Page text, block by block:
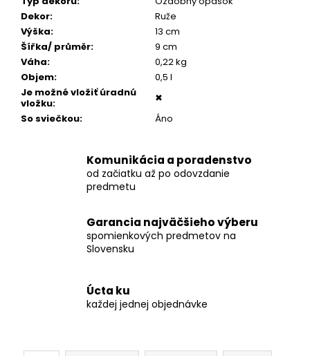
Dekor:
Ruže
Výška:
13 cm
Šířka/ průměr:
9 cm
Váha:
0,22 kg
Objem:
0,5 l
Je možné vložiť úradnú
vložku:
✖
So sviečkou: Áno
Komunikácia a poradenstvo
od začiatku až po odovzdanie
predmetu
Garancia najväčšieho výberu
spomienkových predmetov na
Slovensku
Úcta ku
každej jednej objednávke
e
POZLÁTENÝ
PRSTEŇ
MODRÝ
ACHÁT
€160